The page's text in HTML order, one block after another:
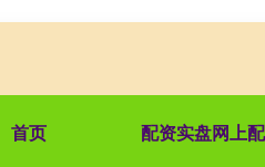
首页 配资实盘网上